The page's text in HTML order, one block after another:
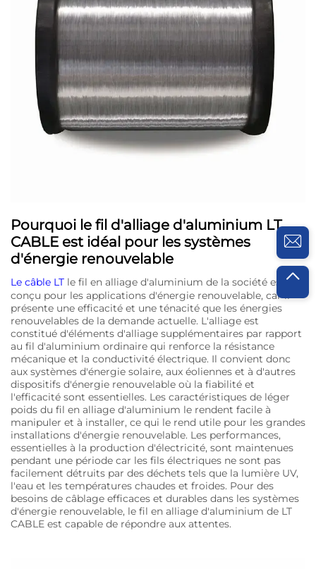
Pourquoi le fil d'alliage d'aluminium LT
CABLE est idéal pour les systèmes
d'énergie renouvelable
Le câble LT le fil en alliage d'aluminium de la société est
conçu pour les applications d'énergie renouvelable, car il
présente une efficacité et une ténacité que les énergies
renouvelables de la demande actuelle. L'alliage est
constitué d'éléments d'alliage supplémentaires par rapport
au fil d'aluminium ordinaire qui renforce la résistance
mécanique et la conductivité électrique. Il convient donc
aux systèmes d'énergie solaire, aux éoliennes et à d'autres
dispositifs d'énergie renouvelable où la fiabilité et
l'efficacité sont essentielles. Les caractéristiques de léger
poids du fil en alliage d'aluminium le rendent facile à
manipuler et à installer, ce qui le rend utile pour les grandes
installations d'énergie renouvelable. Les performances,
essentielles à la production d'électricité, sont maintenues
pendant une période car les fils électriques ne sont pas
facilement détruits par des déchets tels que la lumière UV,
l'eau et les températures chaudes et froides. Pour des
besoins de câblage efficaces et durables dans les systèmes
d'énergie renouvelable, le fil en alliage d'aluminium de LT
CABLE est capable de répondre aux attentes.